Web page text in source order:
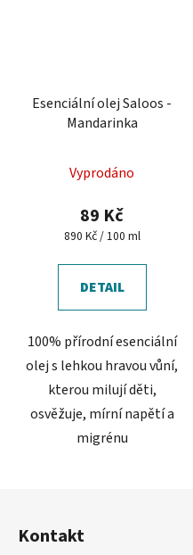
Esenciální olej Saloos -
Mandarinka
Vyprodáno
89 Kč
Měrná
890 Kč / 100 ml
DETAIL
100% přírodní esenciální
olej s lehkou hravou vůní,
kterou milují děti,
osvěžuje, mírní napětí a
migrénu
Kontakt